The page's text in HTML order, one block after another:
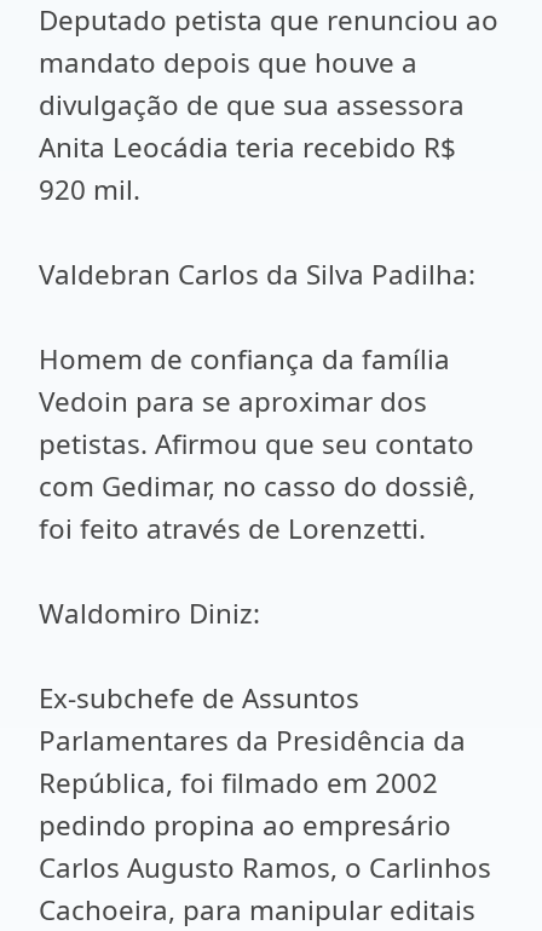
Deputado petista que renunciou ao
mandato depois que houve a
divulgação de que sua assessora
Anita Leocádia teria recebido R$
920 mil.
Valdebran Carlos da Silva Padilha:
Homem de confiança da família
Vedoin para se aproximar dos
petistas. Afirmou que seu contato
com Gedimar, no casso do dossiê,
foi feito através de Lorenzetti.
Waldomiro Diniz:
Ex-subchefe de Assuntos
Parlamentares da Presidência da
República, foi filmado em 2002
pedindo propina ao empresário
Carlos Augusto Ramos, o Carlinhos
Cachoeira, para manipular editais